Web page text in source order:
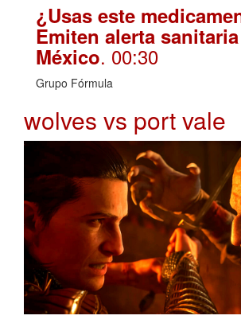
¿Usas este
Emiten alerta
México. 00:30
Grupo Fórmula
wolves vs port vale